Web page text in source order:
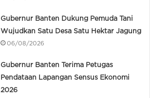
Gubernur Banten Dukung Pemuda Tani
Wujudkan Satu Desa Satu Hektar Jagung
06/08/2026
Gubernur Banten Terima Petugas
Pendataan Lapangan Sensus Ekonomi
2026